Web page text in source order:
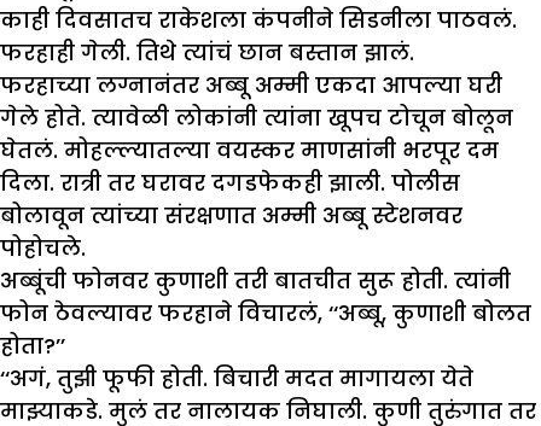
काही दिवसातच राकेशला कंपनीने सिडनीला पाठवलं.
फरहाही गेली. तिथे त्यांचं छान बस्तान झालं.
फरहाच्या लग्नानंतर अब्बू अम्मी एकदा आपल्या घरी
गेले होते. त्यावेळी लोकांनी त्यांना खूपच टोचून बोलून
घेतलं. मोहल्ल्यातल्या वयस्कर माणसांनी भरपूर दम
दिला. रात्री तर घरावर दगडफेकही झाली. पोलीस
बोलावून त्यांच्या संरक्षणात अम्मी अब्बू स्टेशनवर
पोहोचले.
अब्बूंची फोनवर कुणाशी तरी बातचीत सुरू होती. त्यांनी
फोन ठेवल्यावर फरहाने विचारलं, ‘‘अब्बू, कुणाशी बोलत
होता?’’
‘‘अगं, तुझी फूफी होती. बिचारी मदत मागायला येते
माझ्याकडे. मुलं तर नालायक निघाली. कुणी तुरुंगात तर